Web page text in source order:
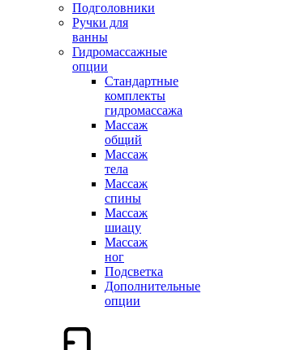
Подголовники
Ручки для
ванны
Гидромассажные
опции
Стандартные
комплекты
гидромассажа
Массаж
общий
Массаж
тела
Массаж
спины
Массаж
шиацу
Массаж
ног
Подсветка
Дополнительные
опции